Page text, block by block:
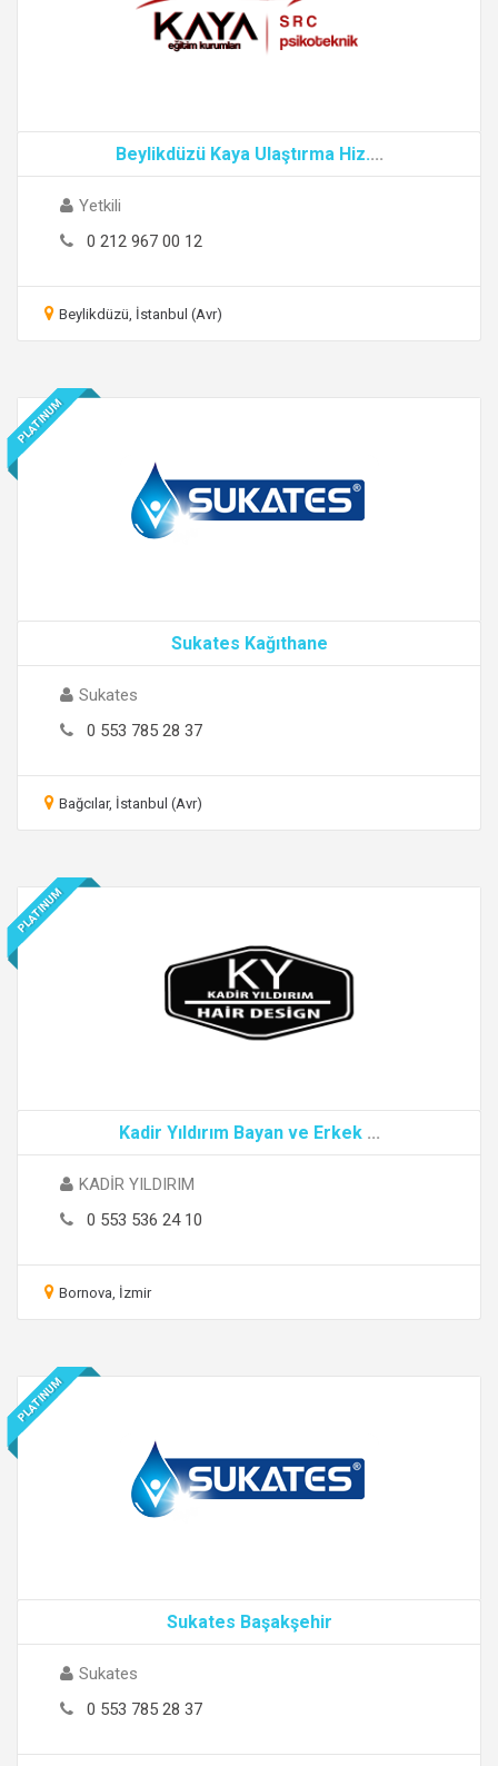
Beylikdüzü Kaya Ulaştırma Hiz....
Yetkili
0 212 967 00 12
Beylikdüzü, İstanbul (Avr)
PLATINUM
Sukates Kağıthane
Sukates
0 553 785 28 37
Bağcılar, İstanbul (Avr)
PLATINUM
Kadir Yıldırım Bayan ve Erkek ...
KADİR YILDIRIM
0 553 536 24 10
Bornova, İzmir
PLATINUM
Sukates Başakşehir
Sukates
0 553 785 28 37